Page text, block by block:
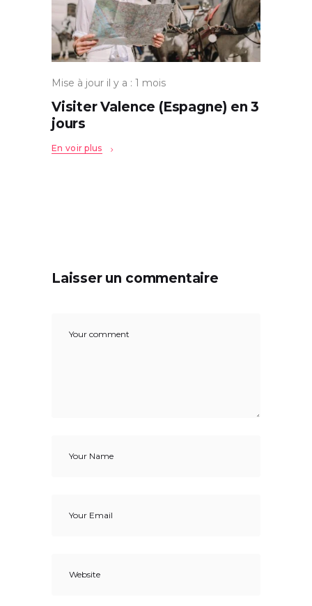
Mise à jour il y a : 1 mois
Visiter Valence (Espagne) en 3
jours
En voir plus
Laisser un commentaire